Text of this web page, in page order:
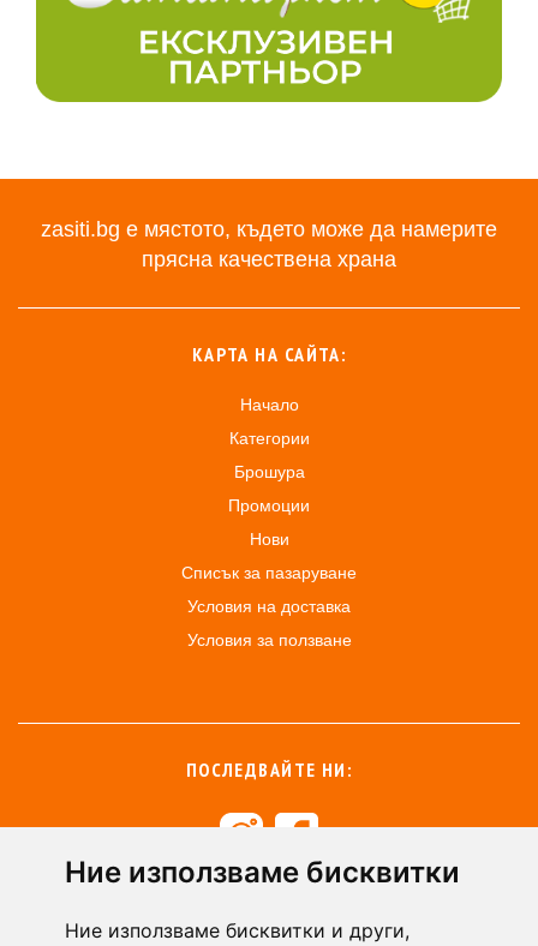
Ние използваме бисквитки
Ние използваме бисквитки и други,
zasiti.bg е мястото, където може да намерите
прясна качествена храна
КАРТА НА САЙТА:
Начало
Категории
Брошура
Промоции
Нови
Списък за пазаруване
Условия на доставка
Условия за ползване
ПОСЛЕДВАЙТЕ НИ:
+359 894 49 0144